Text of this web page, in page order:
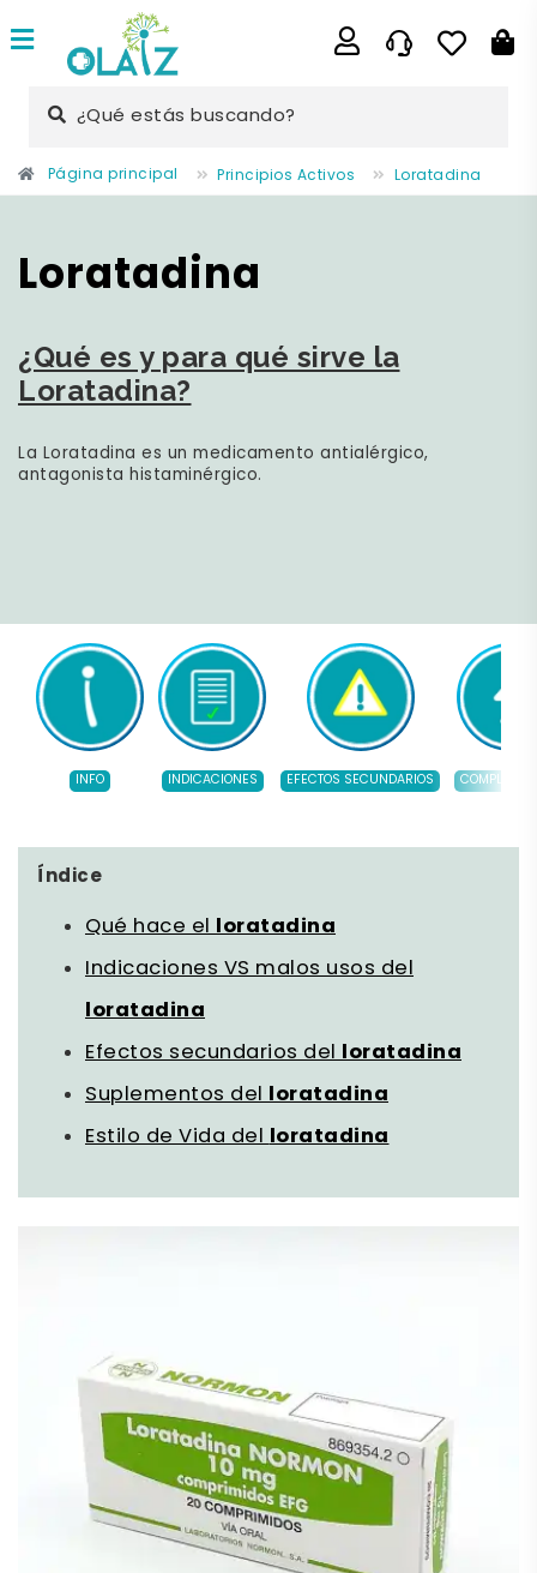
¿Qué estás buscando?
Página principal Principios Activos Loratadina
Loratadina
¿Qué es y para qué sirve la
Loratadina?
La Loratadina es un medicamento antialérgico,
antagonista histaminérgico.
INFO INDICACIONES EFECTOS SECUNDARIOS
Índice
Qué hace elloratadina
Indicaciones VS malos usos del
loratadina
Efectos secundarios delloratadina
Suplementos delloratadina
Estilo de Vida delloratadina